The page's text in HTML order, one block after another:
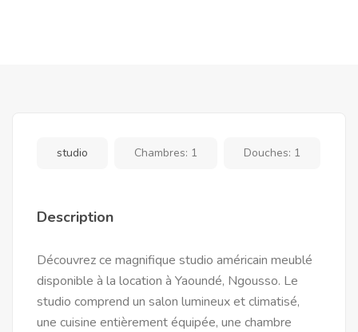
studio Chambres: 1 Douches: 1
Description
Découvrez ce magnifique studio américain meublé
disponible à la location à Yaoundé, Ngousso. Le
studio comprend un salon lumineux et climatisé,
une cuisine entièrement équipée, une chambre